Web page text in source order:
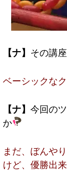
【ナ】 その講
ベーシックな
【ナ】 今回の
か
まだ、ぼんや
けど、優勝出